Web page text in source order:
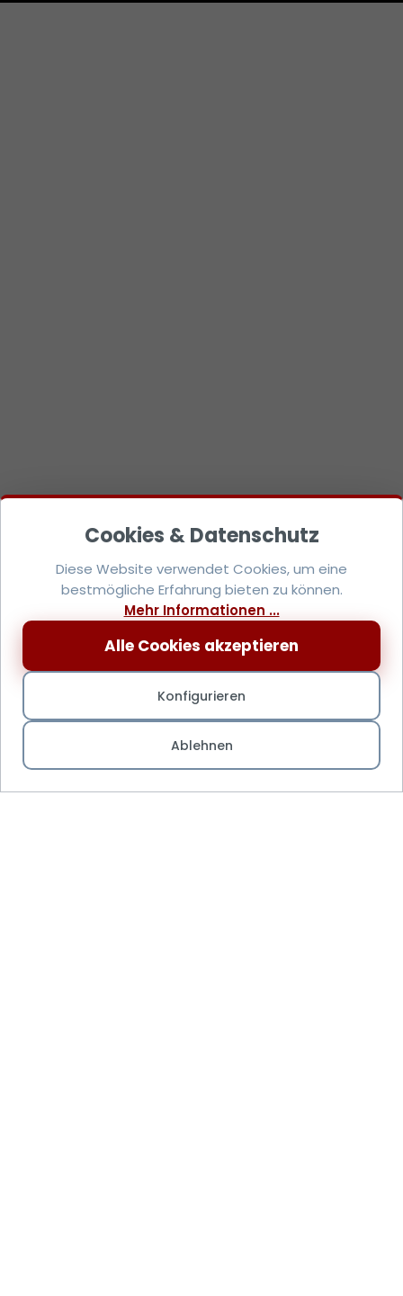
Diese Website verwendet Cookies, um eine
bestmögliche Erfahrung bieten zu können.
Mehr Informationen ...
Ablehnen
Konfigurieren
Alle Cookies akzeptieren